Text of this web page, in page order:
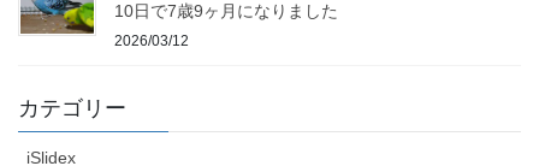
10日で7歳9ヶ月になりました
2026/03/12
カテゴリー
iSlidex